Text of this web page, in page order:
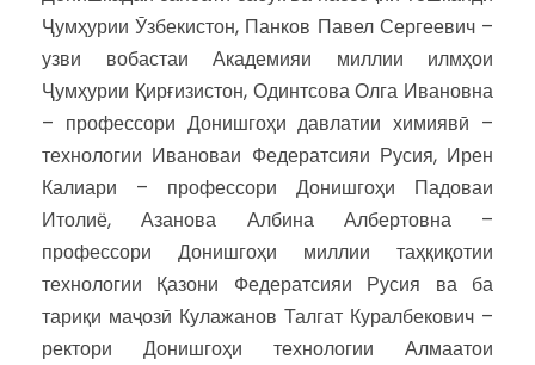
Ҷумҳурии Ӯзбекистон, Панков Павел Сергеевич –
узви вобастаи Академияи миллии илмҳои
Ҷумҳурии Қирғизистон, Одинтсова Олга Ивановна
– профессори Донишгоҳи давлатии химиявӣ –
технологии Ивановаи Федератсияи Русия, Ирен
Калиари – профессори Донишгоҳи Падоваи
Итолиё, Азанова Албина Албертовна –
профессори Донишгоҳи миллии таҳқиқотии
технологии Қазони Федератсияи Русия ва ба
тариқи маҷозӣ Кулажанов Талгат Куралбекович –
ректори Донишгоҳи технологии Алмаатои